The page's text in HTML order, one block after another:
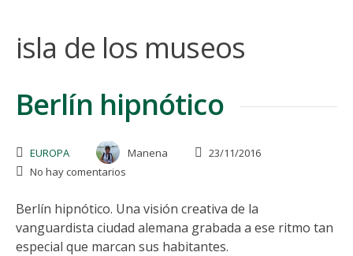
isla de los museos
Berlín hipnótico
EUROPA Manena
23/11/2016
No hay comentarios
Berlín hipnótico. Una visión creativa de la
vanguardista ciudad alemana grabada a ese ritmo tan
especial que marcan sus habitantes.